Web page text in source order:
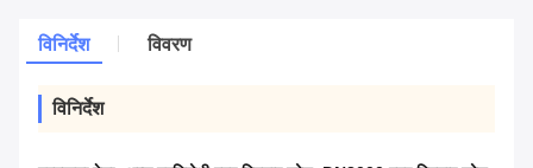
विनिर्देश विवरण
विनिर्देश